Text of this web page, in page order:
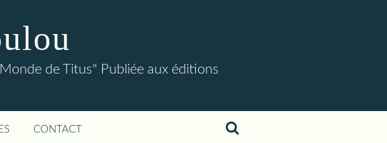
de Titus" Publiée aux éditions
CONTACT